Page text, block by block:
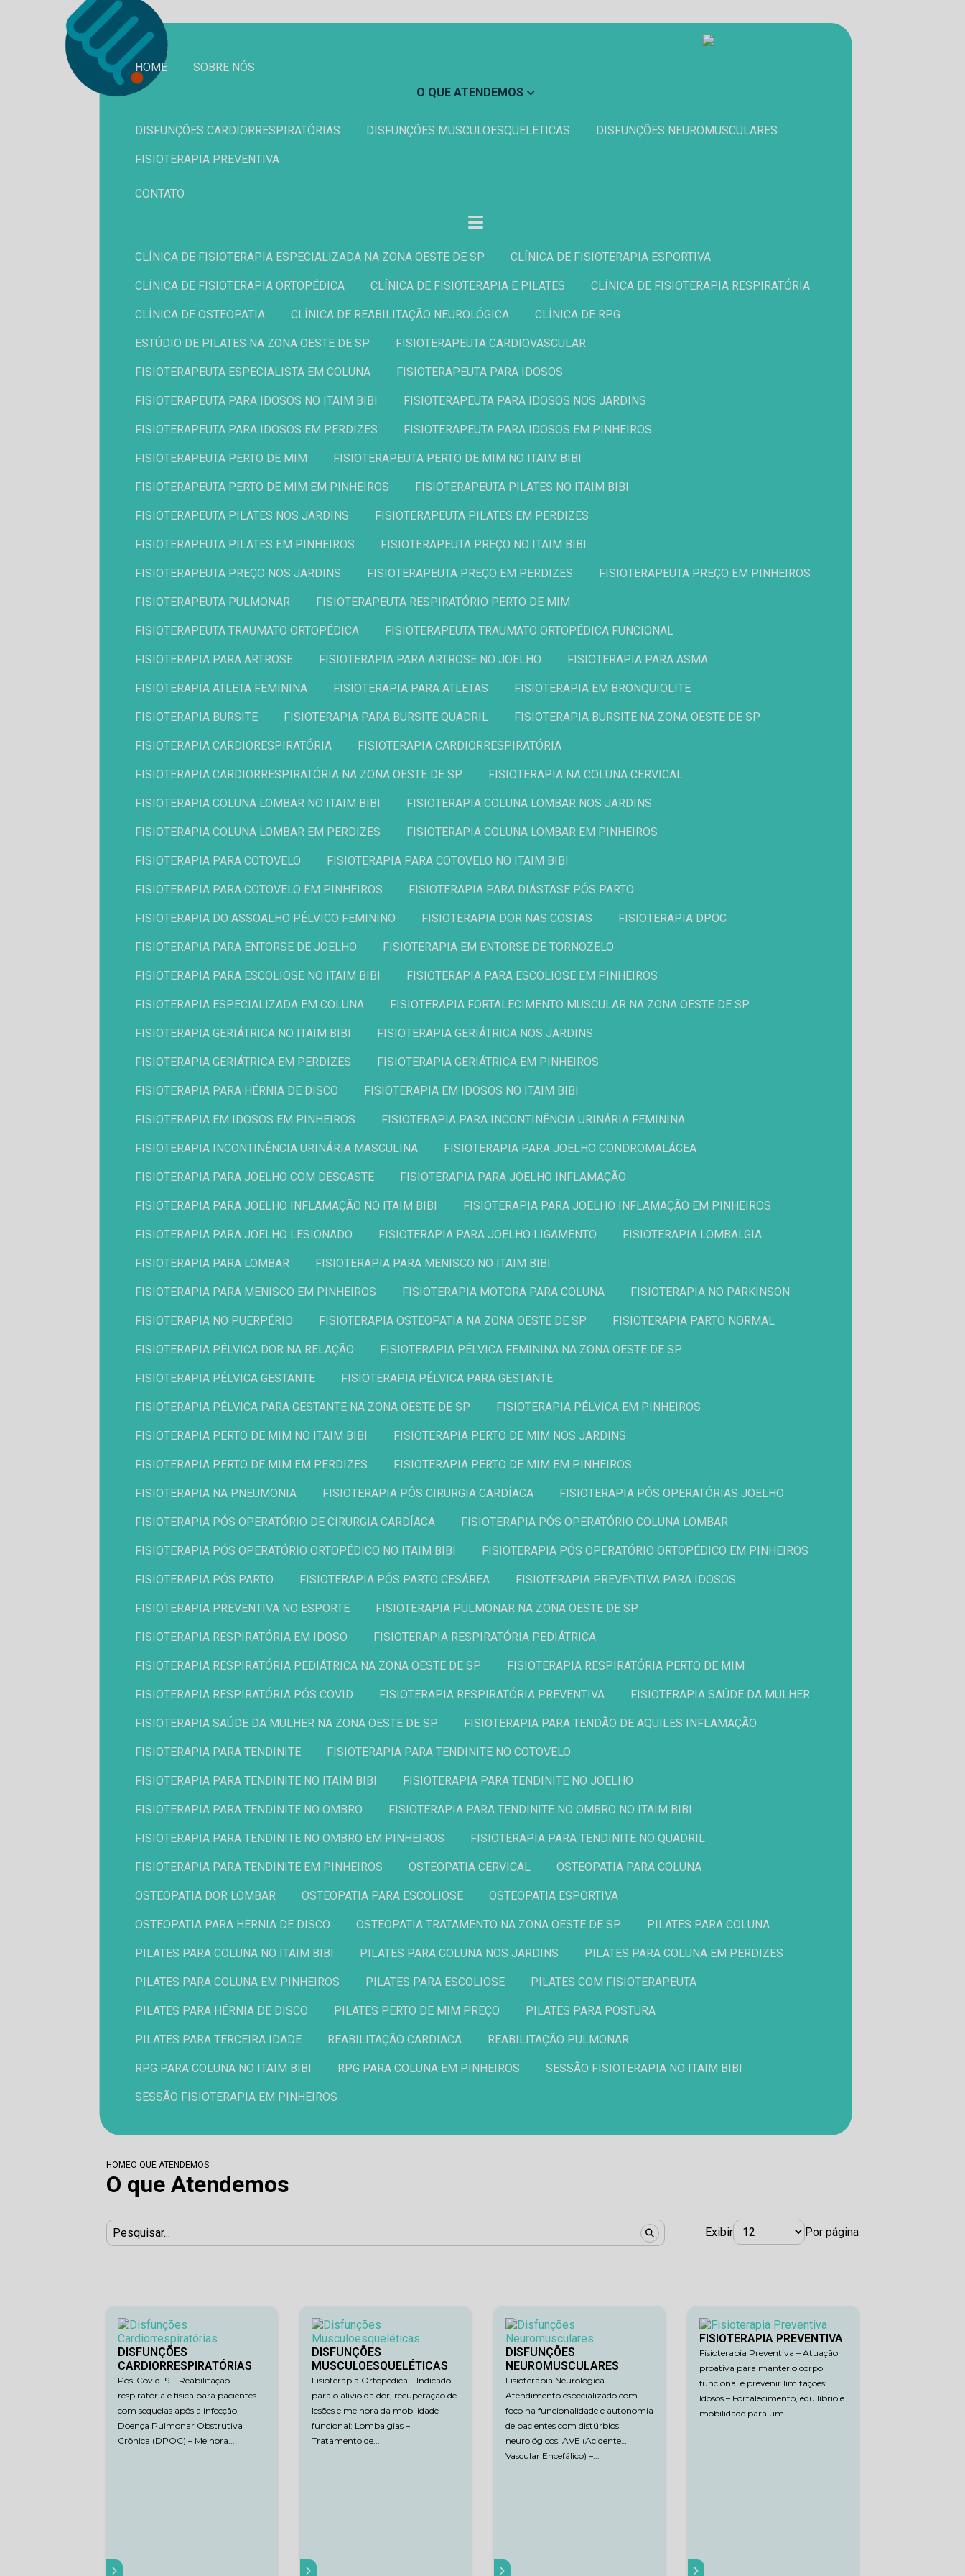
HOME
SOBRE NÓS
O QUE ATENDEMOS
DISFUNÇÕES CARDIORRESPIRATÓRIAS DISFUNÇÕES MUSCULOESQUELÉTICAS DISFUNÇÕES NEUROMUSCULARES
FISIOTERAPIA PREVENTIVA
CONTATO
CLÍNICA DE FISIOTERAPIA ESPECIALIZADA NA ZONA OESTE DE SP CLÍNICA DE FISIOTERAPIA ESPORTIVA
CLÍNICA DE FISIOTERAPIA ORTOPÉDICA CLÍNICA DE FISIOTERAPIA E PILATES CLÍNICA DE FISIOTERAPIA RESPIRATÓRIA
CLÍNICA DE OSTEOPATIA CLÍNICA DE REABILITAÇÃO NEUROLÓGICA CLÍNICA DE RPG
ESTÚDIO DE PILATES NA ZONA OESTE DE SP FISIOTERAPEUTA CARDIOVASCULAR
FISIOTERAPEUTA ESPECIALISTA EM COLUNA FISIOTERAPEUTA PARA IDOSOS
FISIOTERAPEUTA PARA IDOSOS NO ITAIM BIBI FISIOTERAPEUTA PARA IDOSOS NOS JARDINS
FISIOTERAPEUTA PARA IDOSOS EM PERDIZES FISIOTERAPEUTA PARA IDOSOS EM PINHEIROS
FISIOTERAPEUTA PERTO DE MIM FISIOTERAPEUTA PERTO DE MIM NO ITAIM BIBI
FISIOTERAPEUTA PERTO DE MIM EM PINHEIROS FISIOTERAPEUTA PILATES NO ITAIM BIBI
FISIOTERAPEUTA PILATES NOS JARDINS FISIOTERAPEUTA PILATES EM PERDIZES
FISIOTERAPEUTA PILATES EM PINHEIROS FISIOTERAPEUTA PREÇO NO ITAIM BIBI
FISIOTERAPEUTA PREÇO NOS JARDINS FISIOTERAPEUTA PREÇO EM PERDIZES FISIOTERAPEUTA PREÇO EM PINHEIROS
FISIOTERAPEUTA PULMONAR FISIOTERAPEUTA RESPIRATÓRIO PERTO DE MIM
FISIOTERAPEUTA TRAUMATO ORTOPÉDICA FISIOTERAPEUTA TRAUMATO ORTOPÉDICA FUNCIONAL
FISIOTERAPIA PARA ARTROSE FISIOTERAPIA PARA ARTROSE NO JOELHO FISIOTERAPIA PARA ASMA
FISIOTERAPIA ATLETA FEMININA FISIOTERAPIA PARA ATLETAS FISIOTERAPIA EM BRONQUIOLITE
FISIOTERAPIA BURSITE FISIOTERAPIA PARA BURSITE QUADRIL FISIOTERAPIA BURSITE NA ZONA OESTE DE SP
FISIOTERAPIA CARDIORESPIRATÓRIA FISIOTERAPIA CARDIORRESPIRATÓRIA
FISIOTERAPIA CARDIORRESPIRATÓRIA NA ZONA OESTE DE SP FISIOTERAPIA NA COLUNA CERVICAL
FISIOTERAPIA COLUNA LOMBAR NO ITAIM BIBI FISIOTERAPIA COLUNA LOMBAR NOS JARDINS
FISIOTERAPIA COLUNA LOMBAR EM PERDIZES FISIOTERAPIA COLUNA LOMBAR EM PINHEIROS
FISIOTERAPIA PARA COTOVELO FISIOTERAPIA PARA COTOVELO NO ITAIM BIBI
FISIOTERAPIA PARA COTOVELO EM PINHEIROS FISIOTERAPIA PARA DIÁSTASE PÓS PARTO
FISIOTERAPIA DO ASSOALHO PÉLVICO FEMININO FISIOTERAPIA DOR NAS COSTAS FISIOTERAPIA DPOC
FISIOTERAPIA PARA ENTORSE DE JOELHO FISIOTERAPIA EM ENTORSE DE TORNOZELO
FISIOTERAPIA PARA ESCOLIOSE NO ITAIM BIBI FISIOTERAPIA PARA ESCOLIOSE EM PINHEIROS
FISIOTERAPIA ESPECIALIZADA EM COLUNA FISIOTERAPIA FORTALECIMENTO MUSCULAR NA ZONA OESTE DE SP
FISIOTERAPIA GERIÁTRICA NO ITAIM BIBI FISIOTERAPIA GERIÁTRICA NOS JARDINS
FISIOTERAPIA GERIÁTRICA EM PERDIZES FISIOTERAPIA GERIÁTRICA EM PINHEIROS
FISIOTERAPIA PARA HÉRNIA DE DISCO FISIOTERAPIA EM IDOSOS NO ITAIM BIBI
FISIOTERAPIA EM IDOSOS EM PINHEIROS FISIOTERAPIA PARA INCONTINÊNCIA URINÁRIA FEMININA
FISIOTERAPIA INCONTINÊNCIA URINÁRIA MASCULINA FISIOTERAPIA PARA JOELHO CONDROMALÁCEA
FISIOTERAPIA PARA JOELHO COM DESGASTE FISIOTERAPIA PARA JOELHO INFLAMAÇÃO
FISIOTERAPIA PARA JOELHO INFLAMAÇÃO NO ITAIM BIBI FISIOTERAPIA PARA JOELHO INFLAMAÇÃO EM PINHEIROS
FISIOTERAPIA PARA JOELHO LESIONADO FISIOTERAPIA PARA JOELHO LIGAMENTO FISIOTERAPIA LOMBALGIA
FISIOTERAPIA PARA LOMBAR FISIOTERAPIA PARA MENISCO NO ITAIM BIBI
FISIOTERAPIA PARA MENISCO EM PINHEIROS FISIOTERAPIA MOTORA PARA COLUNA FISIOTERAPIA NO PARKINSON
FISIOTERAPIA NO PUERPÉRIO FISIOTERAPIA OSTEOPATIA NA ZONA OESTE DE SP FISIOTERAPIA PARTO NORMAL
FISIOTERAPIA PÉLVICA DOR NA RELAÇÃO FISIOTERAPIA PÉLVICA FEMININA NA ZONA OESTE DE SP
FISIOTERAPIA PÉLVICA GESTANTE FISIOTERAPIA PÉLVICA PARA GESTANTE
FISIOTERAPIA PÉLVICA PARA GESTANTE NA ZONA OESTE DE SP FISIOTERAPIA PÉLVICA EM PINHEIROS
FISIOTERAPIA PERTO DE MIM NO ITAIM BIBI FISIOTERAPIA PERTO DE MIM NOS JARDINS
FISIOTERAPIA PERTO DE MIM EM PERDIZES FISIOTERAPIA PERTO DE MIM EM PINHEIROS
FISIOTERAPIA NA PNEUMONIA FISIOTERAPIA PÓS CIRURGIA CARDÍACA FISIOTERAPIA PÓS OPERATÓRIAS JOELHO
FISIOTERAPIA PÓS OPERATÓRIO DE CIRURGIA CARDÍACA FISIOTERAPIA PÓS OPERATÓRIO COLUNA LOMBAR
FISIOTERAPIA PÓS OPERATÓRIO ORTOPÉDICO NO ITAIM BIBI FISIOTERAPIA PÓS OPERATÓRIO ORTOPÉDICO EM PINHEIROS
FISIOTERAPIA PÓS PARTO FISIOTERAPIA PÓS PARTO CESÁREA FISIOTERAPIA PREVENTIVA PARA IDOSOS
FISIOTERAPIA PREVENTIVA NO ESPORTE FISIOTERAPIA PULMONAR NA ZONA OESTE DE SP
FISIOTERAPIA RESPIRATÓRIA EM IDOSO FISIOTERAPIA RESPIRATÓRIA PEDIÁTRICA
FISIOTERAPIA RESPIRATÓRIA PEDIÁTRICA NA ZONA OESTE DE SP FISIOTERAPIA RESPIRATÓRIA PERTO DE MIM
FISIOTERAPIA RESPIRATÓRIA PÓS COVID FISIOTERAPIA RESPIRATÓRIA PREVENTIVA FISIOTERAPIA SAÚDE DA MULHER
FISIOTERAPIA SAÚDE DA MULHER NA ZONA OESTE DE SP FISIOTERAPIA PARA TENDÃO DE AQUILES INFLAMAÇÃO
FISIOTERAPIA PARA TENDINITE FISIOTERAPIA PARA TENDINITE NO COTOVELO
FISIOTERAPIA PARA TENDINITE NO ITAIM BIBI FISIOTERAPIA PARA TENDINITE NO JOELHO
FISIOTERAPIA PARA TENDINITE NO OMBRO FISIOTERAPIA PARA TENDINITE NO OMBRO NO ITAIM BIBI
FISIOTERAPIA PARA TENDINITE NO OMBRO EM PINHEIROS FISIOTERAPIA PARA TENDINITE NO QUADRIL
FISIOTERAPIA PARA TENDINITE EM PINHEIROS OSTEOPATIA CERVICAL OSTEOPATIA PARA COLUNA
OSTEOPATIA DOR LOMBAR OSTEOPATIA PARA ESCOLIOSE OSTEOPATIA ESPORTIVA
OSTEOPATIA PARA HÉRNIA DE DISCO OSTEOPATIA TRATAMENTO NA ZONA OESTE DE SP PILATES PARA COLUNA
PILATES PARA COLUNA NO ITAIM BIBI PILATES PARA COLUNA NOS JARDINS PILATES PARA COLUNA EM PERDIZES
PILATES PARA COLUNA EM PINHEIROS PILATES PARA ESCOLIOSE PILATES COM FISIOTERAPEUTA
PILATES PARA HÉRNIA DE DISCO PILATES PERTO DE MIM PREÇO PILATES PARA POSTURA
PILATES PARA TERCEIRA IDADE REABILITAÇÃO CARDIACA REABILITAÇÃO PULMONAR
RPG PARA COLUNA NO ITAIM BIBI RPG PARA COLUNA EM PINHEIROS SESSÃO FISIOTERAPIA NO ITAIM BIBI
SESSÃO FISIOTERAPIA EM PINHEIROS
HOMEO QUE ATENDEMOS
O que Atendemos
Exibir Por página
DISFUNÇÕES
CARDIORRESPIRATÓRIAS
Pós-Covid 19 – Reabilitação
respiratória e física para pacientes
com sequelas após a infecção.
Doença Pulmonar Obstrutiva
Crônica (DPOC) – Melhora...
DISFUNÇÕES
MUSCULOESQUELÉTICAS
Fisioterapia Ortopédica – Indicado
para o alívio da dor, recuperação de
lesões e melhora da mobilidade
funcional: Lombalgias –
Tratamento de...
DISFUNÇÕES
NEUROMUSCULARES
Fisioterapia Neurológica –
Atendimento especializado com
foco na funcionalidade e autonomia
de pacientes com distúrbios
neurológicos: AVE (Acidente
Vascular Encefálico) –...
FISIOTERAPIA PREVENTIVA
Fisioterapia Preventiva – Atuação
proativa para manter o corpo
funcional e prevenir limitações:
Idosos – Fortalecimento, equilíbrio e
mobilidade para um...